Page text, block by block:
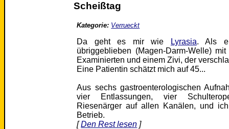
Scheißtag
Kategorie: Verrueckt
Da geht es mir wie Lyrasia. Als
übriggeblieben (Magen-Darm-Welle)
Examinierten und einem Zivi, der
Eine Patientin schätzt mich auf 45...
Aus sechs gastroenterologischen
vier Entlassungen, vier
Riesenärger auf allen Kanälen, und
Betrieb.
[Den Rest lesen ]